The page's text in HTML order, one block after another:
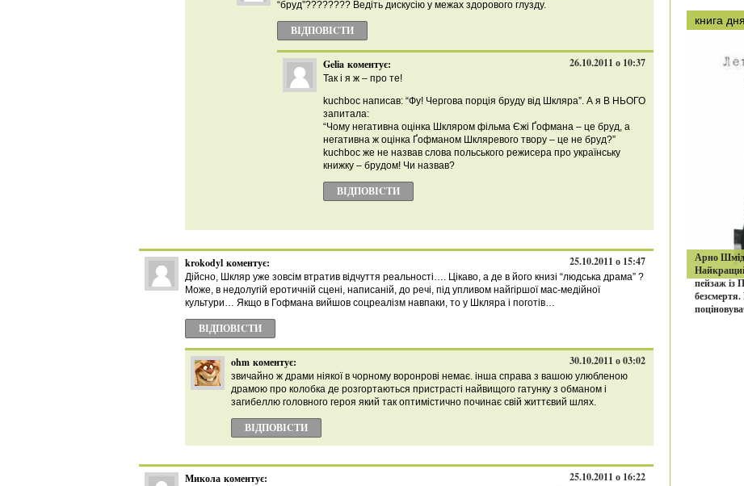
“бруд”???????? Ведіть дискусію у межах здорового глузду.
ВІДПОВІCТИ
Gelia коментує: 26.10.2011 о 10:37
Так і я ж – про те!
kuchboc написав: “Фу! Чергова порція бруду від Шкляра”. А я В НЬОГО
запитала:
“Чому негативна оцінка Шкляром фільма Єжі Ґофмана – це бруд, а
негативна ж оцінка Ґофманом Шкляревого твору – це не бруд?”
kuchboc же не назвав слова польського режисера про українську
книжку – брудом! Чи назвав?
ВІДПОВІCТИ
krokodyl коментує: 25.10.2011 о 15:47
Дійсно, Шкляр уже зовсім втратив відчуття реальності…. Цікаво, а де в його книзі “людська драма” ?
Може, в недолугій еротичній сцені, написаній, до речі, під упливом найгіршої мас-медійної
культури… Якщо в Гофмана вийшов соцреалізм навпаки, то у Шкляра і поготів…
ВІДПОВІCТИ
ohm коментує: 30.10.2011 о 03:02
звичайно ж драми ніякої в чорному воронрові немає. інша справа з вашою улюбленою
драмою про колобка де розгортаються пристрасті найвищого гатунку з обманом і
загибеллю головного героя який так оптимістично починає свій життєвий шлях.
ВІДПОВІCТИ
Микола коментує: 25.10.2011 о 16:22
книга дня
Арно
Найкращий
пейзаж із
безсмертя.